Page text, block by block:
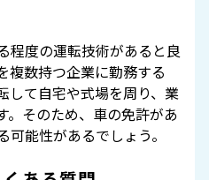
程度の運転技術があると良
複数持つ企業に勤務する
して自宅や式場を周り、業
。そのため、車の免許があ
能性があるでしょう。